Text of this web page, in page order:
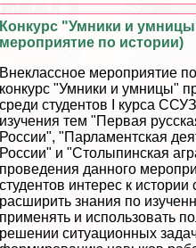
Конкурс "Умники и
мероприятие по истории)
Внеклассное мероприятие
конкурс "Умники и умницы"
среди студентов I курса
изучения тем "Первая
России", "Парламентская
России" и "Столыпинская
проведения данного
студентов интерес к
расширить знания по
применять и использовать
решении ситуационных